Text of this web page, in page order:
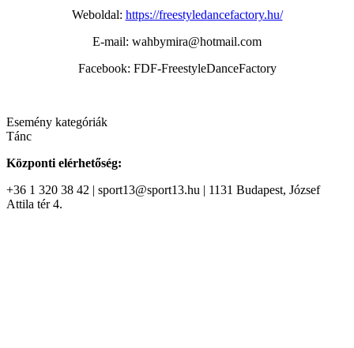
Weboldal: https://freestyledancefactory.hu/
E-mail: wahbymira@hotmail.com
Facebook: FDF-FreestyleDanceFactory
Esemény kategóriák
Tánc
Központi elérhetőség:
+36 1 320 38 42 | sport13@sport13.hu | 1131 Budapest, József
Attila tér 4.